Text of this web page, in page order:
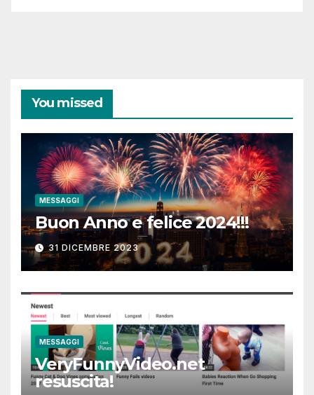
You missed
MESSAGGI
Buon Anno e felice 2024!!!
31 DICEMBRE 2023
MESSAGGI
VeryFunnyVideo.net
resuscita!